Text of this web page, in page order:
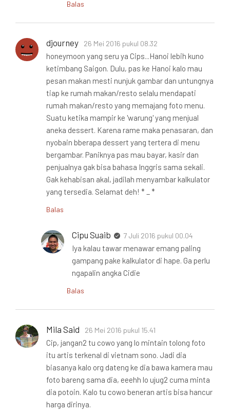
Balas
djourney 26 Mei 2016 pukul 08.32
honeymoon yang seru ya Cips...Hanoi lebih kuno
ketimbang Saigon. Dulu, pas ke Hanoi kalo mau
pesan makan mesti nunjuk gambar dan untungnya
tiap ke rumah makan/resto selalu mendapati
rumah makan/resto yang memajang foto menu.
Suatu ketika mampir ke 'warung' yang menjual
aneka dessert. Karena rame maka penasaran, dan
nyobain bberapa dessert yang tertera di menu
bergambar. Paniknya pas mau bayar, kasir dan
penjualnya gak bisa bahasa Inggris sama sekali.
Gak kehabisan akal, jadilah menyambar kalkulator
yang tersedia. Selamat deh! * _ *
Balas
Cipu Suaib 7 Juli 2016 pukul 00.04
Iya kalau tawar menawar emang paling
gampang pake kalkulator di hape. Ga perlu
ngapalin angka Cidie
Balas
Mila Said 26 Mei 2016 pukul 15.41
Cip, jangan2 tu cowo yang lo mintain tolong foto
itu artis terkenal di vietnam sono. Jadi dia
biasanya kalo org dateng ke dia bawa kamera mau
foto bareng sama dia, eeehh lo ujug2 cuma minta
dia potoin. Kalo tu cowo beneran artis bisa hancur
harga dirinya.